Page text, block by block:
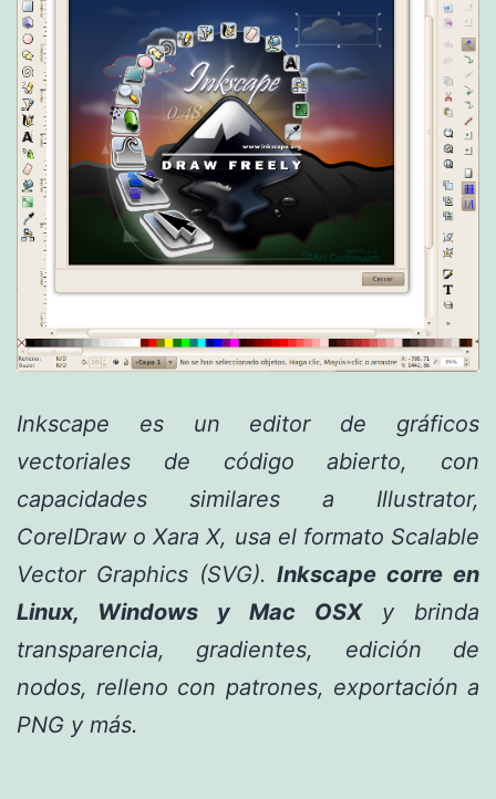
Inkscape es un editor de gráficos
vectoriales de código abierto, con
capacidades similares a Illustrator,
CorelDraw o Xara X, usa el formato Scalable
Vector Graphics (SVG).Inkscape corre en
Linux, Windows y Mac OSXy brinda
transparencia, gradientes, edición de
nodos, relleno con patrones, exportación a
PNG y más.